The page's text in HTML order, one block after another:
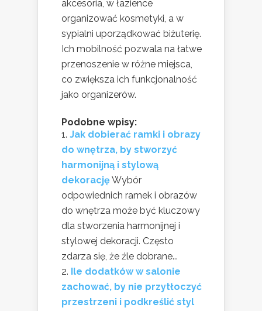
akcesoria, w łazience
organizować kosmetyki, a w
sypialni uporządkować biżuterię.
Ich mobilność pozwala na łatwe
przenoszenie w różne miejsca,
co zwiększa ich funkcjonalność
jako organizerów.
Podobne wpisy:
Jak dobierać ramki i obrazy
do wnętrza, by stworzyć
harmonijną i stylową
dekoracjęWybór
odpowiednich ramek i obrazów
do wnętrza może być kluczowy
dla stworzenia harmonijnej i
stylowej dekoracji. Często
zdarza się, że źle dobrane...
Ile dodatków w salonie
zachować, by nie przytłoczyć
przestrzeni i podkreślić styl